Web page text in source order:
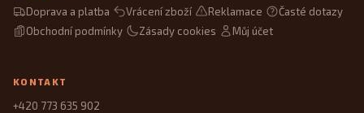
Doprava a platba Vrácení zboží Reklamace
Časté dotazy
Obchodní podmínky
Zásady cookies Můj účet
KONTAKT
+420 773 635 902